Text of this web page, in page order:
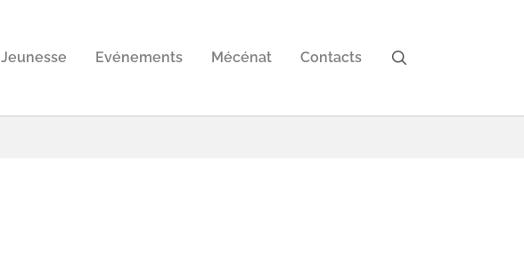
Jeunesse Evénements Mécénat Contacts